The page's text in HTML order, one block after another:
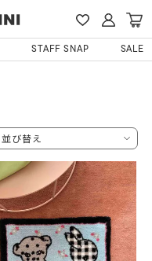
STAFF SNAP SALE
並び替え